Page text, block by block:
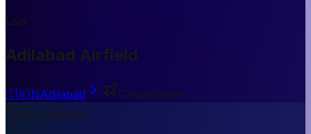
Live
Adilabad Airfield
🇮🇳INAdilabad
Geschlossen
Kurzantwort